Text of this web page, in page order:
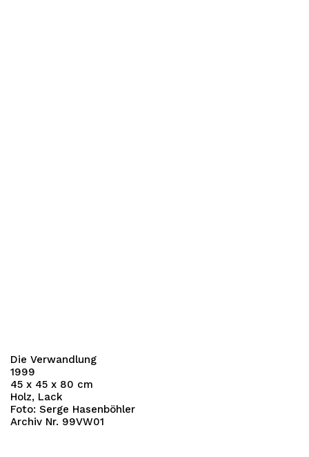
Die Verwandlung
1999
45 x 45 x 80 cm
Holz, Lack
Foto: Serge Hasenböhler
Archiv Nr. 99VW01